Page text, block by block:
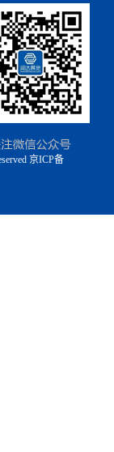
京ICP备